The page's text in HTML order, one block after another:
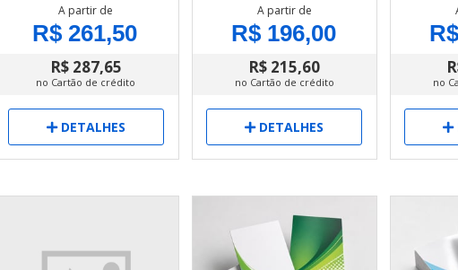
A partir de
R$ 261,50
R$ 287,65
no Cartão de crédito
DETALHES
A partir de
R$ 196,00
R$ 215,60
no Cartão de crédito
DETALHES
no